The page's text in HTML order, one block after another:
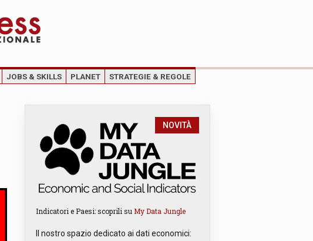
JOBS & SKILLS PLANET STRATEGIE & REGOLE
NOVITÀ
Indicatori e Paesi: scoprili su My Data Jungle
Il nostro spazio dedicato ai dati economici: